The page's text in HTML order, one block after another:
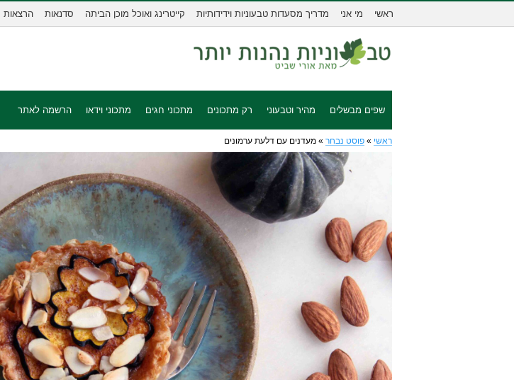
ראשי מי אני מדריך מסעדות טבעוניות וידידותיות קייטרינג ואוכל מוכן הביתה סדנאות הרצאות
שפים מבשלים מהיר וטבעוני רק מתכונים מתכוני חגים מתכוני וידאו הרשמה לאתר
ראשי » פוסט נבחר » מעדנים עם דלעת ערמונים